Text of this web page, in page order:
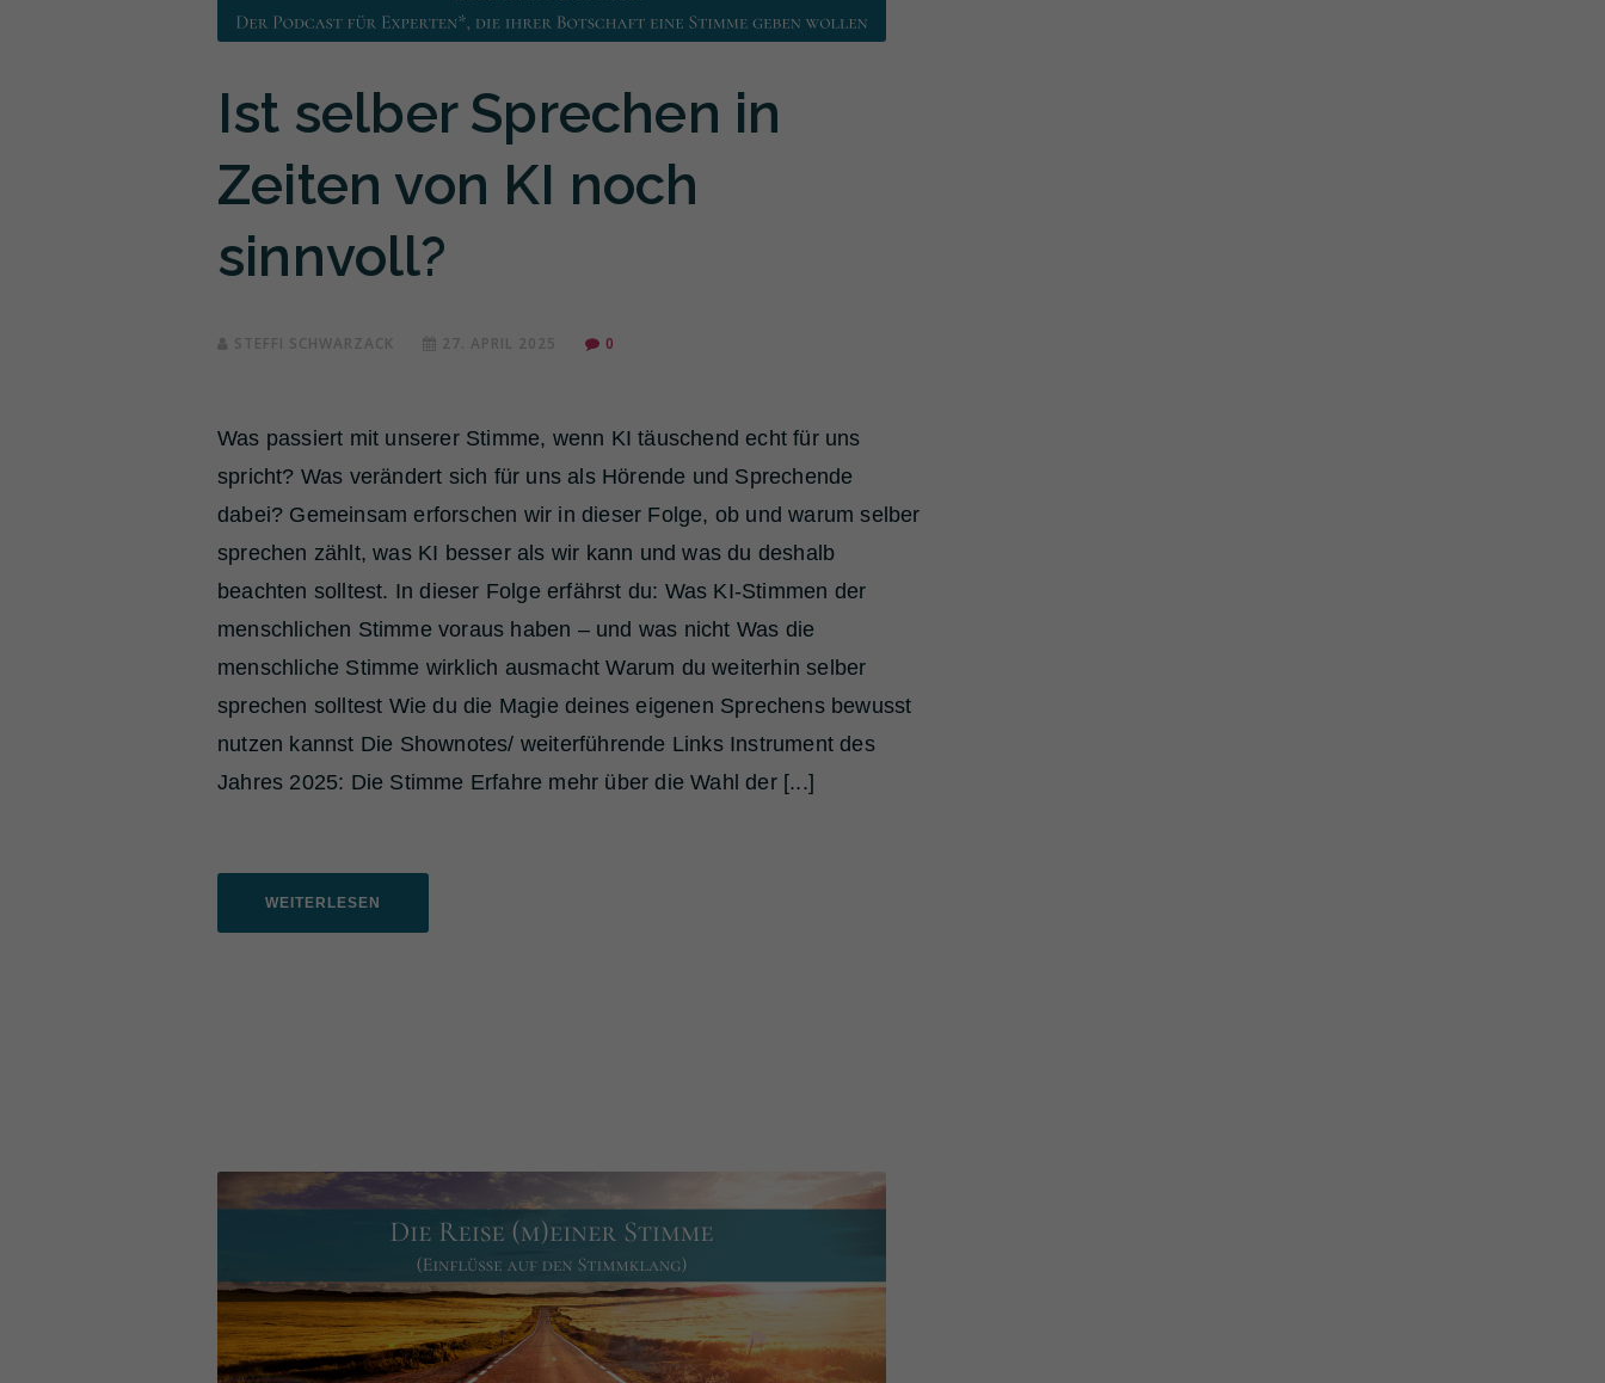
Ist selber Sprechen in
Zeiten von KI noch
sinnvoll?
STEFFI SCHWARZACK 27. APRIL 2025 0
Was passiert mit unserer Stimme, wenn KI täuschend echt für uns
spricht? Was verändert sich für uns als Hörende und Sprechende
dabei? Gemeinsam erforschen wir in dieser Folge, ob und warum selber
sprechen zählt, was KI besser als wir kann und was du deshalb
beachten solltest. In dieser Folge erfährst du: Was KI-Stimmen der
menschlichen Stimme voraus haben – und was nicht Was die
menschliche Stimme wirklich ausmacht Warum du weiterhin selber
sprechen solltest Wie du die Magie deines eigenen Sprechens bewusst
nutzen kannst Die Shownotes/ weiterführende Links Instrument des
Jahres 2025: Die Stimme Erfahre mehr über die Wahl der [...]
WEITERLESEN